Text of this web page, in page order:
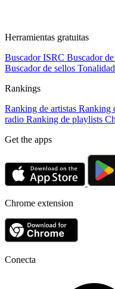
Herramientas gratuitas
Buscador ISRC Buscador
Buscador de sellos
Rankings
Ranking de artistas Ranking
radio Ranking de playlists
Get the apps
Chrome extension
Conecta